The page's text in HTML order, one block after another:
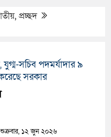
দেশটা আমাদের সবার,
প্রধানমন্ত্রী
, প্রচ্ছদ
সচিব পদমর্যাদার ৯
সরকার
১২ জুন ২০২৬